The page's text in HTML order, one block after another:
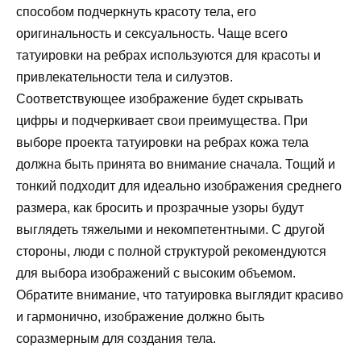
способом подчеркнуть красоту тела, его
оригинальность и сексуальность. Чаще всего
татуировки на ребрах используются для красоты и
привлекательности тела и силуэтов.
Соответствующее изображение будет скрывать
цифры и подчеркивает свои преимущества. При
выборе проекта татуировки на ребрах кожа тела
должна быть принята во внимание сначала. Тощий и
тонкий подходит для идеально изображения среднего
размера, как бросить и прозрачные узоры будут
выглядеть тяжелыми и некомпетентными. С другой
стороны, люди с полной структурой рекомендуются
для выбора изображений с высоким объемом.
Обратите внимание, что татуировка выглядит красиво
и гармонично, изображение должно быть
соразмерным для создания тела.